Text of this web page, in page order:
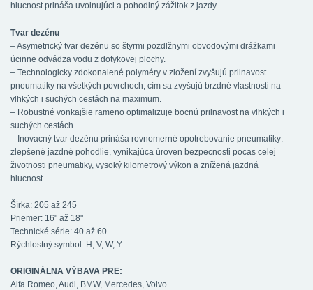
hlucnost prináša uvolnujúci a pohodlný zážitok z jazdy.
Tvar dezénu
– Asymetrický tvar dezénu so štyrmi pozdlžnymi obvodovými drážkami
úcinne odvádza vodu z dotykovej plochy.
– Technologicky zdokonalené polyméry v zložení zvyšujú prilnavost
pneumatiky na všetkých povrchoch, cím sa zvyšujú brzdné vlastnosti na
vlhkých i suchých cestách na maximum.
– Robustné vonkajšie rameno optimalizuje bocnú prilnavost na vlhkých i
suchých cestách.
– Inovacný tvar dezénu prináša rovnomerné opotrebovanie pneumatiky:
zlepšené jazdné pohodlie, vynikajúca úroven bezpecnosti pocas celej
životnosti pneumatiky, vysoký kilometrový výkon a znížená jazdná
hlucnost.
Šírka: 205 až 245
Priemer: 16" až 18"
Technické série: 40 až 60
Rýchlostný symbol: H, V, W, Y
ORIGINÁLNA VÝBAVA PRE:
Alfa Romeo, Audi, BMW, Mercedes, Volvo